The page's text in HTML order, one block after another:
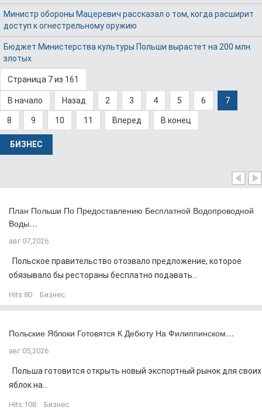
Министр обороны Мацеревич рассказал о том, когда расширит
доступ к огнестрельному оружию
Бюджет Министерства культуры Польши вырастет на 200 млн.
злотых
Страница 7 из 161
В начало Назад 2 3 4 5 6 7
8 9 10 11 Вперед В конец
БИЗНЕС
План Польши По Предоставлению Бесплатной Водопроводной
Воды…
авг 07,2026
Польское правительство отозвало предложение, которое
обязывало бы рестораны бесплатно подавать...
Hits:80 Бизнес
Польские Яблоки Готовятся К Дебюту На Филиппинском…
авг 05,2026
Польша готовится открыть новый экспортный рынок для своих
яблок на...
Hits:108 Бизнес